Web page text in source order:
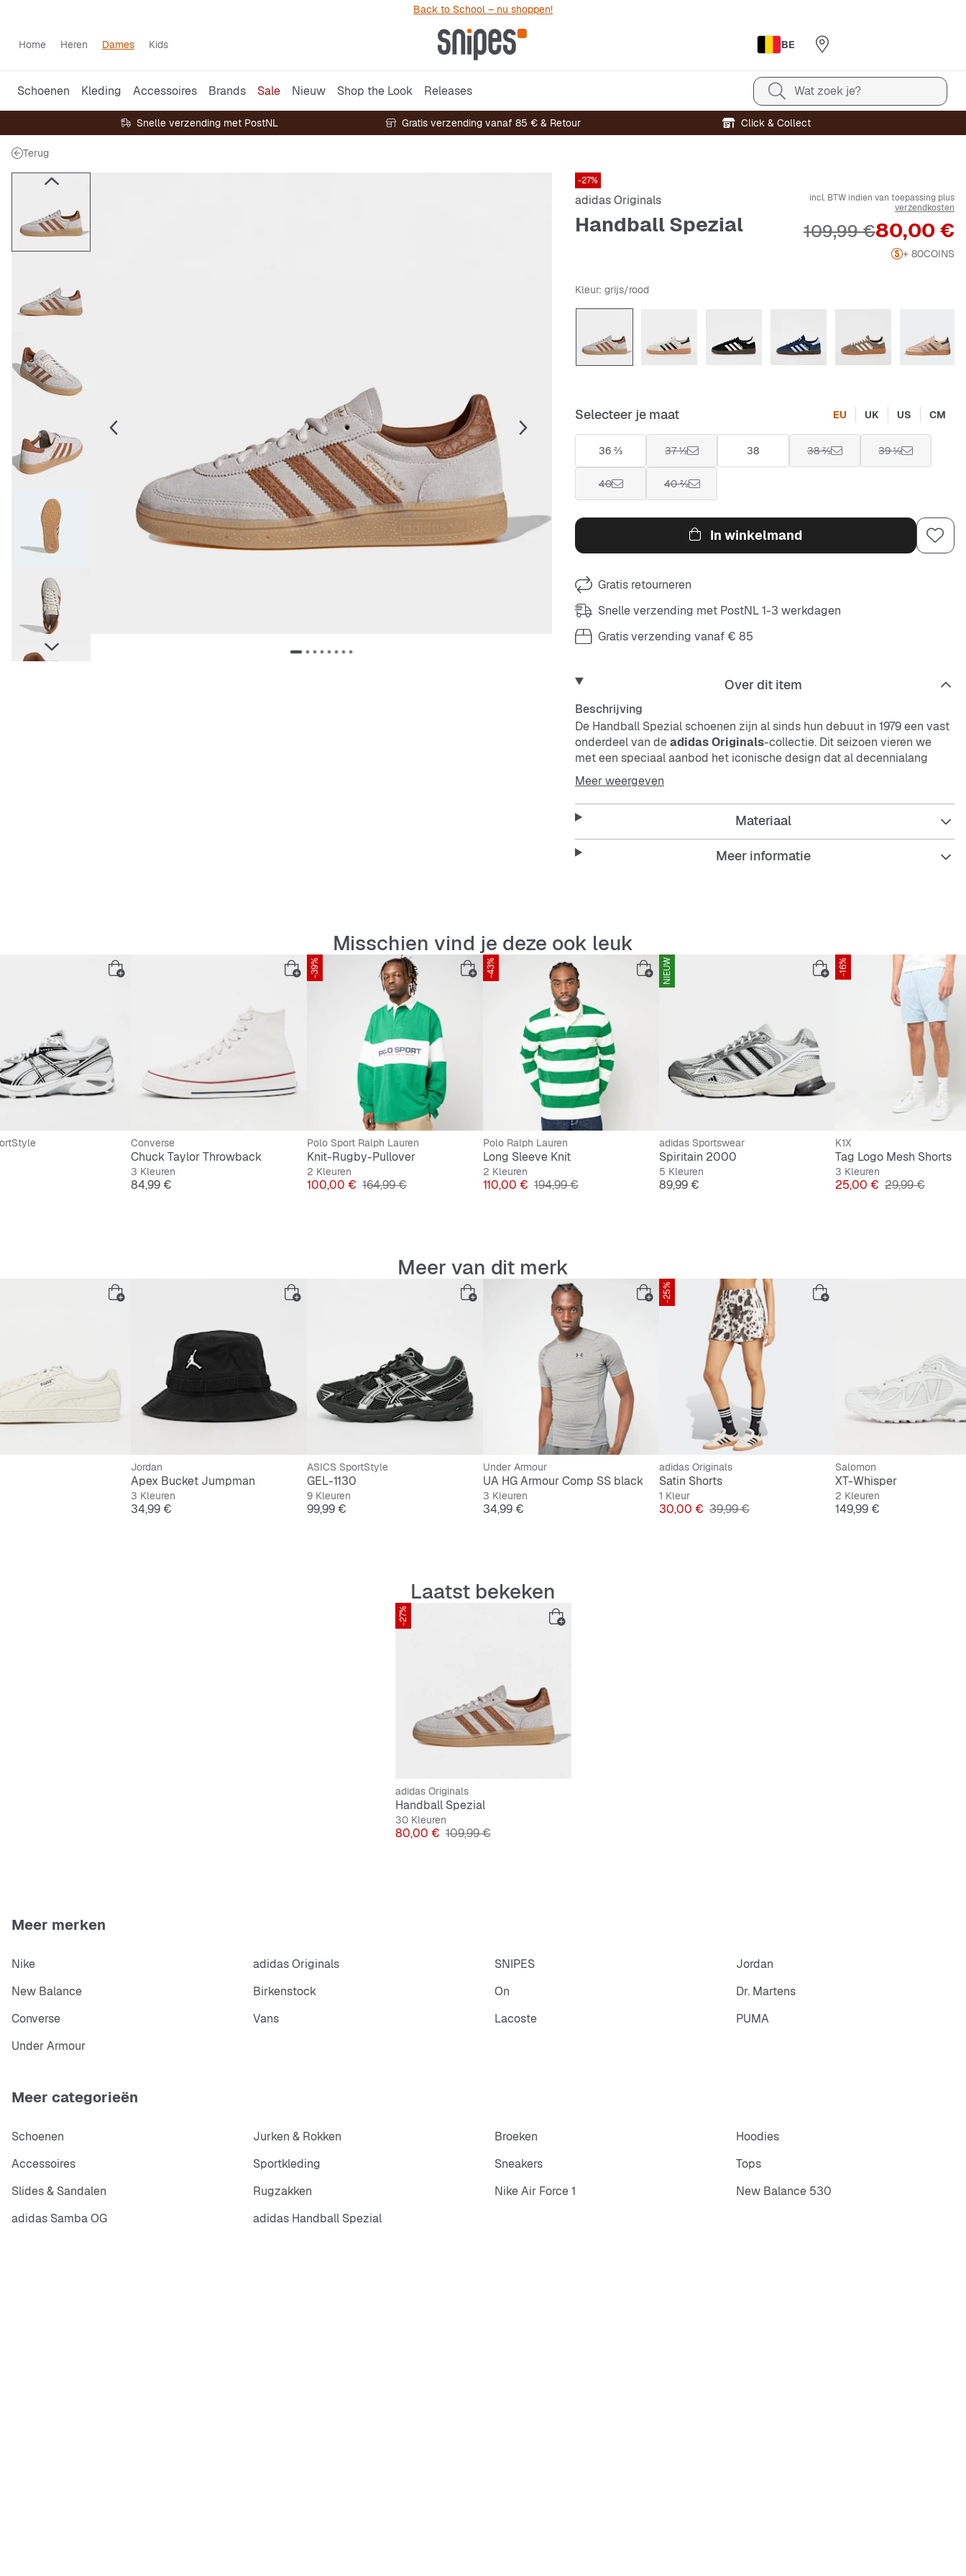
Back to School – nu shoppen!
Home Heren Dames Kids BE
Schoenen Kleding Accessoires Brands Sale Nieuw Shop the Look Releases Wat zoek je?
Snelle verzending met PostNL Gratis verzending vanaf 85 € & Retour Click & Collect
Terug
-27%
adidas Originals
Handball Spezial
incl. BTW indien van toepassing plus
verzendkosten
Prijs
80,00 €
Originele Prijs
109,99 €
+ 80COINS
Kleur: grijs/rood
Selecteer je maat EU UK US CM
36 ⅔ 37 ⅓ 38 38 ⅔ 39 ⅓
40 40 ⅔
In winkelmand
Gratis retourneren
Snelle verzending met PostNL 1-3 werkdagen
Gratis verzending vanaf € 85
Over dit item
Beschrijving
De Handball Spezial schoenen zijn al sinds hun debuut in 1979 een vast
onderdeel van deadidas Originals-collectie. Dit seizoen vieren we
met een speciaal aanbod het iconische design dat al decennialang
zowel de sportzalen als de straten siert.
Een bovenwerk van premium leer geeft deze schoenen een tijdloze
look die je outfit compleet maakt. De rubberen loopzool biedt
slijtagebestendigheid en grip voor dagelijks gebruik en hetadidas
Spezial Trefoil-logo op de tong en de naam in goudfolie voegen een
Kenmerken:
Normale pasvorm
Meer weergeven
Materiaal
Meer informatie
Misschien vind je deze ook leuk
Converse
Chuck Taylor Throwback
3 Kleuren
Prijs
84,99 €
-39%
Polo Sport Ralph Lauren
Knit-Rugby-Pullover
2 Kleuren
Prijs
100,00 € Originele Prijs
164,99 €
-43%
Polo Ralph Lauren
Long Sleeve Knit
2 Kleuren
Prijs
110,00 € Originele Prijs
194,99 €
NIEUW
adidas Sportswear
Spiritain 2000
5 Kleuren
Prijs
89,99 €
-16%
K1X
Tag Logo Mesh Shorts
3 Kleuren
Prijs
25,00 € Originele Prijs
29,99 €
Meer van dit merk
Jordan
Apex Bucket Jumpman
3 Kleuren
Prijs
34,99 €
ASICS SportStyle
GEL-1130
9 Kleuren
Prijs
99,99 €
Under Armour
UA HG Armour Comp SS black
3 Kleuren
Prijs
34,99 €
-25%
adidas Originals
Satin Shorts
1 Kleur
Prijs
30,00 € Originele Prijs
39,99 €
Salomon
XT-Whisper
2 Kleuren
Prijs
149,99 €
Laatst bekeken
-27%
adidas Originals
Handball Spezial
30 Kleuren
Prijs
80,00 € Originele Prijs
109,99 €
Meer merken
Nike adidas Originals SNIPES
Jordan
New Balance
Birkenstock On
Dr. Martens
Converse
Vans Lacoste
PUMA
Under Armour
Meer categorieën
Schoenen Jurken & Rokken Broeken
Hoodies
Accessoires
Sportkleding Sneakers
Tops
Slides & Sandalen
Rugzakken Nike Air Force 1
New Balance 530
adidas Samba OG
adidas Handball Spezial